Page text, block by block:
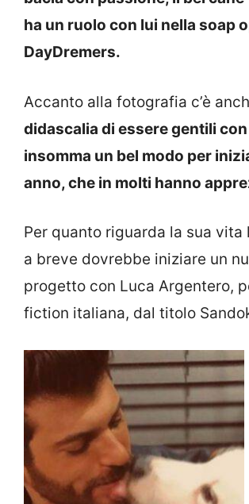
ha un ruolo con lui nella soap
DayDremers.
Accanto alla fotografia c’è
didascalia di essere gentili
insomma un bel modo per
anno, che in molti hanno
Per quanto riguarda la sua vita
a breve dovrebbe iniziare un
progetto con Luca Argentero,
fiction italiana, dal titolo